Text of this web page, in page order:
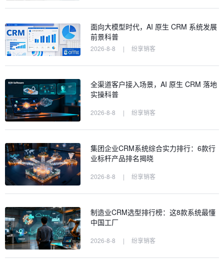
面向大模型时代，AI 原生 CRM 系统发展
前景科普
2026-8-8 | 纷享销客
全渠道客户接入场景，AI 原生 CRM 落地
实操科普
2026-8-8 | 纷享销客
集团企业CRM系统综合实力排行：6款行
业标杆产品排名揭晓
2026-8-8 | 纷享销客
制造业CRM选型排行榜：这8款系统最懂
中国工厂
2026-8-8 | 纷享销客